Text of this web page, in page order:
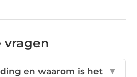
vragen
en waarom is het
▼